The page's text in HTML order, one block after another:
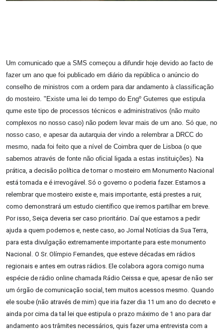
Um comunicado que a SMS começou a difundir hoje devido ao facto de
fazer um ano que foi publicado em diário da república o anúncio do
conselho de ministros com a ordem para dar andamento à classificação
do mosteiro. "Existe uma lei do tempo do Engº Guterres que estipula
qume este tipo de processos técnicos e administrativos (não muito
complexos no nosso caso) não podem levar mais de um ano. Só que, no
nosso caso, e apesar da autarquia der vindo a relembrar a DRCC do
mesmo, nada foi feito que a nível de Coimbra quer de Lisboa (o que
sabemos através de fonte não oficial ligada a estas instituições). Na
prática, a decisão política de tornar o mosteiro em Monumento Nacional
está tomada e é irrevogável. Só o governo o poderia fazer. Estamos a
relembrar que mosteiro existe e, mais importante, está prestes a ruir,
como demonstrará um estudo científico que iremos partilhar em breve.
Por isso, Seiça deveria ser caso prioritário. Daí que estamos a pedir
ajuda a quem podemos e, neste caso, ao Jornal Notícias da Sua Terra,
para esta divulgação extremamente importante para este monumento
Nacional.
O Sr. Olímpio Fernandes, que esteve décadas em rádios
regionais e antes em outras rádios. Ele colabora agora comigo numa
espécie de rádio online chamada Rádio Ceissa e que, apesar de não ser
um órgão de comunicação social, tem muitos acessos mesmo. Quando
ele soube (não através de mim) que iria fazer dia 11 um ano do decreto e
ainda por cima da tal lei que estipula o prazo máximo de 1 ano para dar
andamento aos trâmites necessários, quis fazer uma entrevista com a